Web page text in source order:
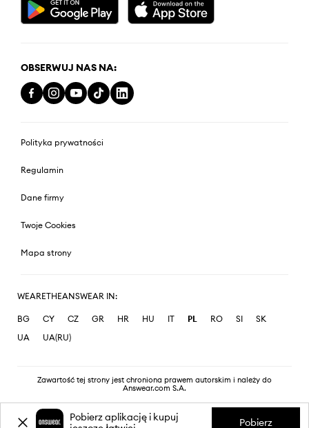
OBSERWUJ NAS NA:
Polityka prywatności
Regulamin
Dane firmy
Twoje Cookies
Mapa strony
WEARETHEANSWEAR IN:
BG CY CZ GR HR HU IT PL RO SI
SK
UA
UA(RU)
Zawartość tej strony jest chroniona prawem autorskim i należy do
Answear.com S.A.
Pobierz aplikację i kupuj
Pobierz